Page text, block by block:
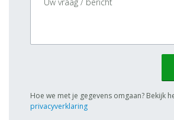
Hoe we met je gegevens omgaan? Bekijk
privacyverklaring